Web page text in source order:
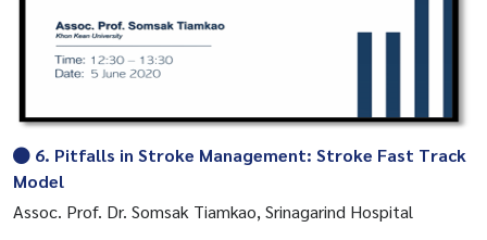
6. Pitfalls in Stroke Management: Stroke Fast Track
Model
Assoc. Prof. Dr. Somsak Tiamkao, Srinagarind Hospital